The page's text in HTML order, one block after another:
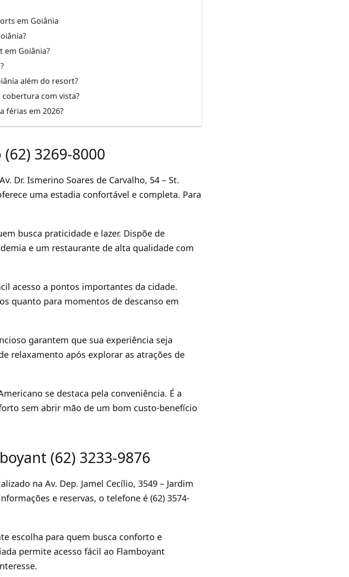
em Goiânia
em Goiânia?
além do resort?
com vista?
férias em 2026?
3269-8000
Dr. Ismerino Soares de Carvalho, 54 – St.
uma estadia confortável e completa. Para
busca praticidade e lazer. Dispõe de
e um restaurante de alta qualidade com
acesso a pontos importantes da cidade.
quanto para momentos de descanso em
garantem que sua experiência seja
relaxamento após explorar as atrações de
se destaca pela conveniência. É a
sem abrir mão de um bom custo-benefício
(62) 3233-9876
na Av. Dep. Jamel Cecílio, 3549 – Jardim
e reservas, o telefone é (62) 3574-
escolha para quem busca conforto e
permite acesso fácil ao Flamboyant